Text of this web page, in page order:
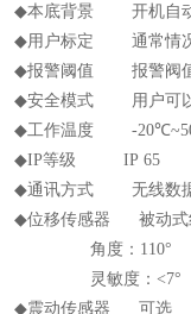
◆本底背景 开机自动
◆用户标定 通常情况
◆报警阈值 报警阀值
◆安全模式 用户可以
◆工作温度 -20℃
◆IP等级 IP 65
◆通讯方式 无线数据
◆位移传感器 被动式
角度： 110°
灵敏度： <7°
◆震动传感器 可选